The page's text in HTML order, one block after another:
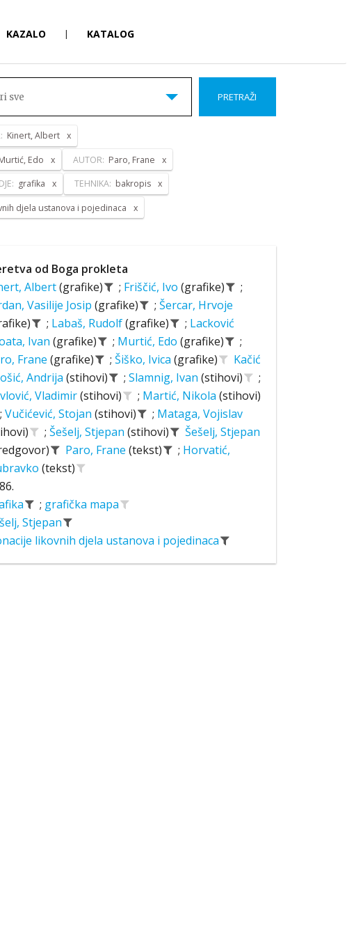
KAZALO | KATALOG
sve PRETRAŽI
Kinert, Albert
Edo AUTOR: Paro, Frane
grafika TEHNIKA: bakropis
djela ustanova i pojedinaca
od Boga prokleta
Albert(grafike) ; Friščić, Ivo (grafike)
;
Vasilije Josip (grafike) ; Šercar, Hrvoje
; Labaš, Rudolf(grafike) ; Lacković
Ivan (grafike) ; Murtić, Edo (grafike)
;
Frane (grafike) ; Šiško, Ivica (grafike)
Kačić
Andrija (stihovi) ; Slamnig, Ivan (stihovi)
;
Vladimir(stihovi) ; Martić, Nikola (stihovi)
; Vučićević, Stojan (stihovi) ; Mataga, Vojislav
; Šešelj, Stjepan (stihovi)
Šešelj, Stjepan
Paro, Frane (tekst) ; Horvatić,
(tekst)
; grafička mapa
Stjepan
likovnih djela ustanova i pojedinaca